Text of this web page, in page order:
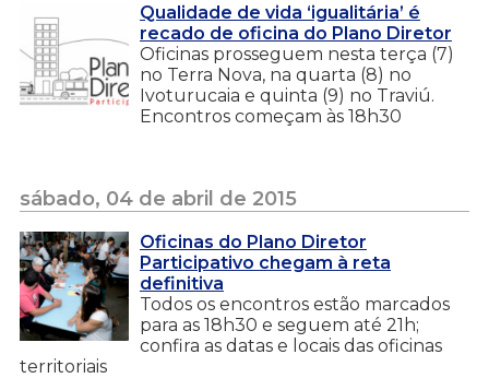
Qualidade de vida ‘igualitária’ é
recado de oficina do Plano Diretor
Oficinas prosseguem nesta terça (7)
no Terra Nova, na quarta (8) no
Ivoturucaia e quinta (9) no Traviú.
Encontros começam às 18h30
sábado, 04 de abril de 2015
Oficinas do Plano Diretor
Participativo chegam à reta
definitiva
Todos os encontros estão marcados
para as 18h30 e seguem até 21h;
confira as datas e locais das oficinas
territoriais